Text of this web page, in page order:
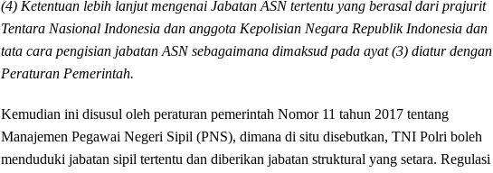
(4) Ketentuan lebih lanjut mengenai Jabatan ASN tertentu yang berasal dari prajurit
Tentara Nasional Indonesia dan anggota Kepolisian Negara Republik Indonesia dan
tata cara pengisian jabatan ASN sebagaimana dimaksud pada ayat (3) diatur dengan
Peraturan Pemerintah.
Kemudian ini disusul oleh peraturan pemerintah Nomor 11 tahun 2017 tentang
Manajemen Pegawai Negeri Sipil (PNS), dimana di situ disebutkan, TNI Polri boleh
menduduki jabatan sipil tertentu dan diberikan jabatan struktural yang setara. Regulasi